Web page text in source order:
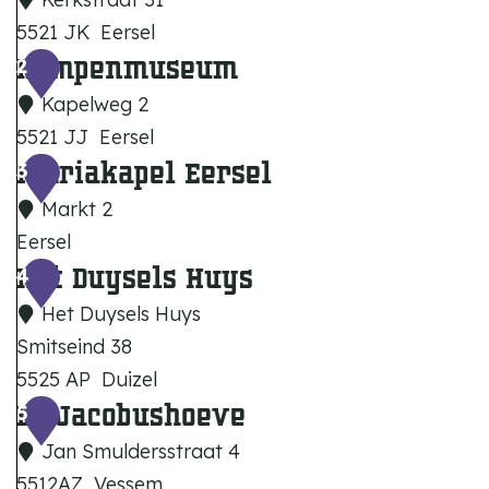
5521 JK Eersel
W
i
l
l
b
o
r
d
u
s
k
2
Kempenmuseum
Kapelweg 2
5521 JJ Eersel
K
e
m
p
e
n
u
s
e
3
Mariakapel Eersel
Markt 2
Eersel
M
a
r
i
a
k
a
4
Het Duysels Huys
Het Duysels Huys
Smitseind 38
5525 AP Duizel
H
e
t
5
De Jacobushoeve
Jan Smuldersstraat 4